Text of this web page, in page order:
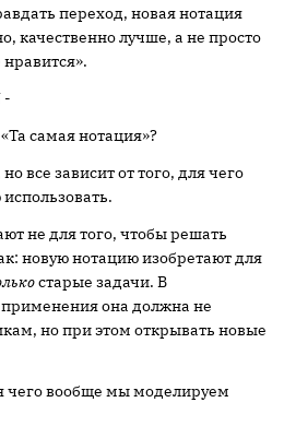
переход, новая нотация
качественно лучше, а не просто
-
самая нотация»?
все зависит от того, для чего
не для того, чтобы решать
новую нотацию изобретают для
старые задачи. В
она должна не
но при этом открывать новые
чего вообще мы моделируем